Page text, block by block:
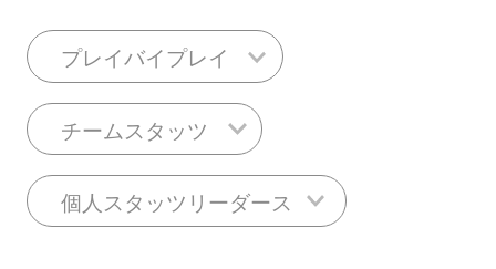
プレイバイプレイ
チームスタッツ
個人スタッツリーダース